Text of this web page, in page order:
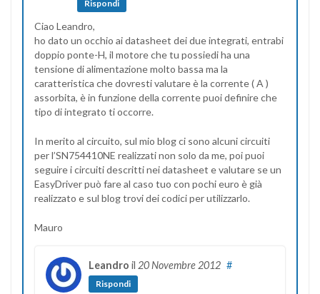
Rispondi
Ciao Leandro,
ho dato un occhio ai datasheet dei due integrati, entrabi
doppio ponte-H, il motore che tu possiedi ha una
tensione di alimentazione molto bassa ma la
caratteristica che dovresti valutare è la corrente ( A )
assorbita, è in funzione della corrente puoi definire che
tipo di integrato ti occorre.
In merito al circuito, sul mio blog ci sono alcuni circuiti
per l’SN754410NE realizzati non solo da me, poi puoi
seguire i circuiti descritti nei datasheet e valutare se un
EasyDriver può fare al caso tuo con pochi euro è già
realizzato e sul blog trovi dei codici per utilizzarlo.
Mauro
Leandro il 20 Novembre 2012 #
Rispondi